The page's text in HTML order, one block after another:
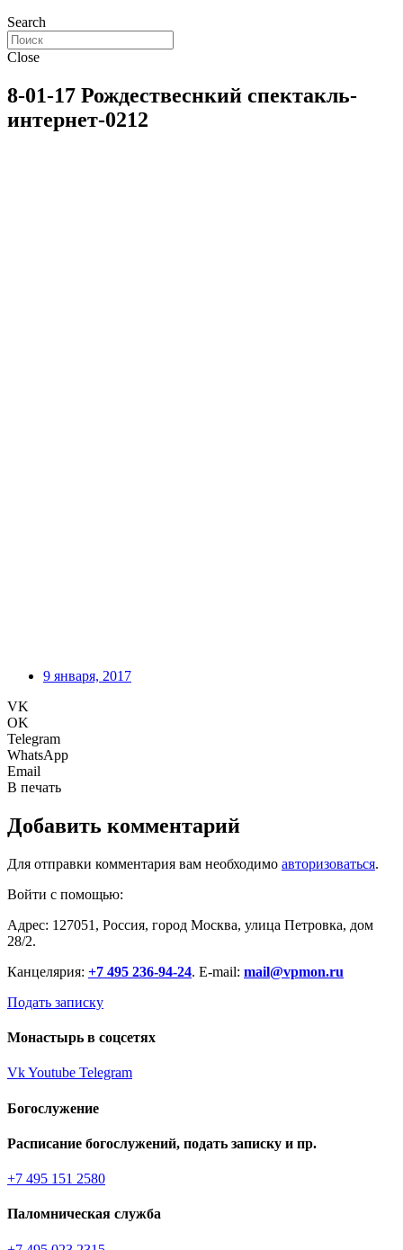
Search
Close
8-01-17 Рождествеснкий спектакль-
интернет-0212
9 января, 2017
VK
OK
Telegram
WhatsApp
Email
В печать
Добавить комментарий
Для отправки комментария вам необходимо авторизоваться.
Войти с помощью:
Адрес: 127051, Россия, город Москва, улица Петровка, дом
28/2.
Канцелярия: +7 495 236-94-24. E-mail: mail@vpmon.ru
Подать записку
Монастырь в соцсетях
VkYoutube Telegram
Богослужение
Расписание богослужений, подать записку и пр.
+7 495 151 2580
Паломническая служба